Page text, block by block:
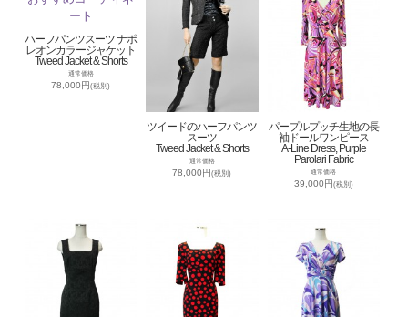
ハーフパンツスーツ ナポ
レオンカラージャケット
Tweed Jacket & Shorts
通常価格
78,000円(税別)
ツイードのハーフパンツ
スーツ
Tweed Jacket & Shorts
通常価格
78,000円(税別)
パープルプッチ生地の長
袖ドールワンピース
A-Line Dress, Purple
Parolari Fabric
通常価格
39,000円 (税別)